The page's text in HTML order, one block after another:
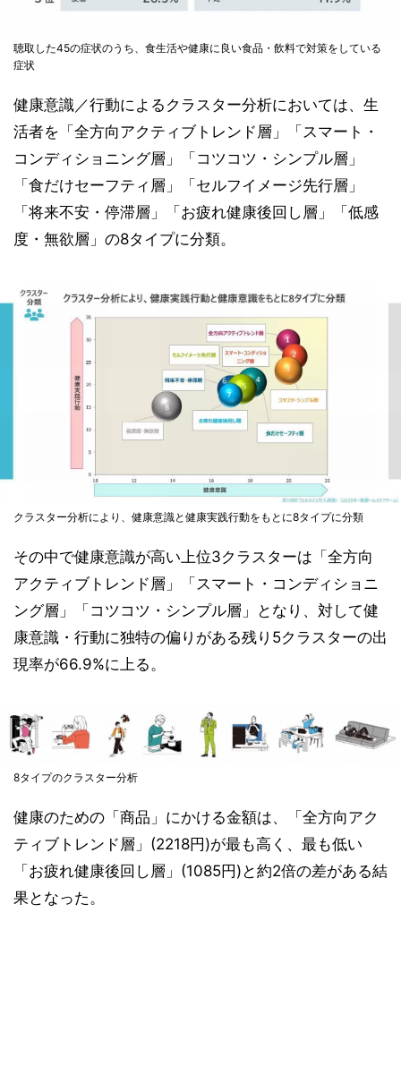
聴取した45の症状のうち、食生活や健康に良い食品・飲料で対策をしている
症状
健康意識／行動によるクラスター分析においては、生
活者を「全方向アクティブトレンド層」「スマート・
コンディショニング層」「コツコツ・シンプル層」
「食だけセーフティ層」「セルフイメージ先行層」
「将来不安・停滞層」「お疲れ健康後回し層」「低感
度・無欲層」の8タイプに分類。
クラスター分析により、健康意識と健康実践行動をもとに8タイプに分類
その中で健康意識が高い上位3クラスターは「全方向
アクティブトレンド層」「スマート・コンディショニ
ング層」「コツコツ・シンプル層」となり、対して健
康意識・行動に独特の偏りがある残り5クラスターの出
現率が66.9%に上る。
8タイプのクラスター分析
健康のための「商品」にかける金額は、「全方向アク
ティブトレンド層」(2218円)が最も高く、最も低い
「お疲れ健康後回し層」(1085円)と約2倍の差がある結
果となった。